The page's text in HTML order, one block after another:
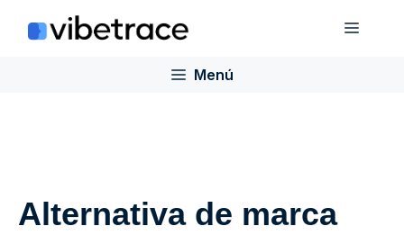
Menú
Menú
Alternativa de marca